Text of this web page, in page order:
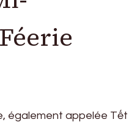
également appelée Tết